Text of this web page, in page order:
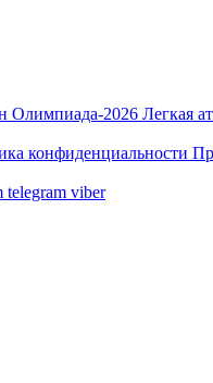
Олимпиада-2026 Легкая
конфиденциальности
telegram viber